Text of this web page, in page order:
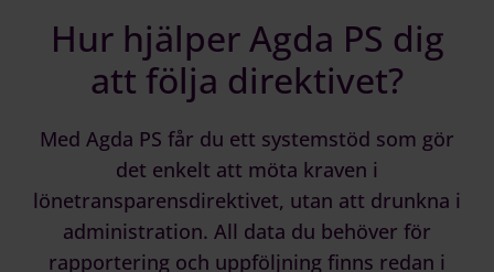
Hur hjälper Agda PS dig
att följa direktivet?
Med Agda PS får du ett systemstöd som gör
det enkelt att möta kraven i
lönetransparensdirektivet, utan att drunkna i
administration. All data du behöver för
rapportering och uppföljning finns redan i